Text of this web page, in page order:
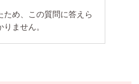
ため、この質問に答えら
ません。